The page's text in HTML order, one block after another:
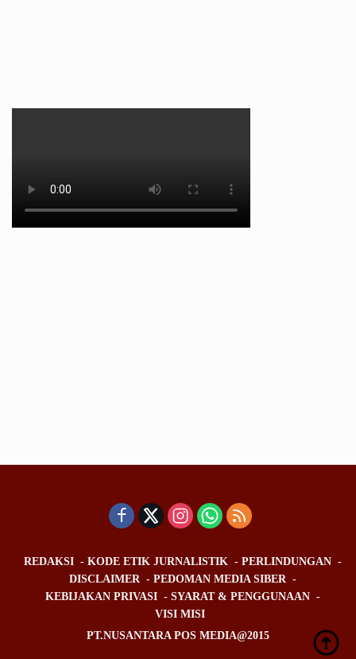
REDAKSI KODE ETIK JURNALISTIK
PERLINDUNGAN
DISCLAIMER
PEDOMAN MEDIA SIBER
KEBIJAKAN PRIVASI
SYARAT & PENGGUNAAN
VISI MISI
PT.NUSANTARA POS MEDIA@2015